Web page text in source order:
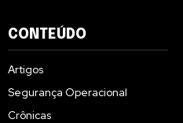
CONTEÚDO
Artigos
Segurança Operacional
Crônicas